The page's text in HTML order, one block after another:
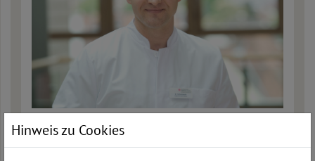
Konstantin Schukowski
Chefarzt
Hinweis zu Cookies